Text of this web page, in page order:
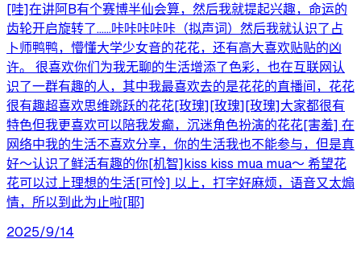
[哇]在讲阿B有个赛博半仙会算，然后我就提起兴趣，命运的
齿轮开启旋转了……咔咔咔咔咔（拟声词）然后我就认识了占
卜师鸭鸭，懵懂大学少女音的花花，还有高大喜欢贴贴的凶
许。 很喜欢你们为我无聊的生活增添了色彩，也在互联网认
识了一群有趣的人，其中我最喜欢去的是花花的直播间，花花
很有趣超喜欢思维跳跃的花花[玫瑰][玫瑰][玫瑰]大家都很有
特色但我更喜欢可以陪我发癫，沉迷角色扮演的花花[害羞] 在
网络中我的生活不喜欢分享，你的生活我也不能参与，但是真
好～认识了鲜活有趣的你[机智]kiss kiss mua mua～ 希望花
花可以过上理想的生活[可怜] 以上，打字好麻烦，语音又太煽
情，所以到此为止啦[耶]
2025/9/14